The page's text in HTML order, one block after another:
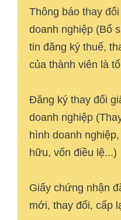
Thông báo thay
doanh nghiệp (Bổ
tin đăng ký thuế,
của thành viên là
Đăng ký thay đổi
doanh nghiệp
hình doanh
hữu, vốn điều lệ...)
Giấy chứng nhận
mới, thay đổi, cấp